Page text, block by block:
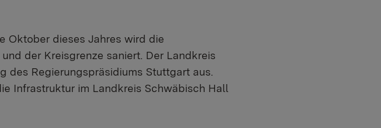
Oktober dieses Jahres wird die
der Kreisgrenze saniert. Der Landkreis
des Regierungspräsidiums Stuttgart aus.
Infrastruktur im Landkreis Schwäbisch Hall